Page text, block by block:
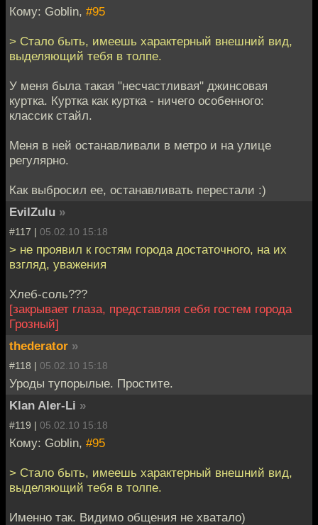
Кому: Goblin, #95
> Стало быть, имеешь характерный внешний вид,
выделяющий тебя в толпе.
У меня была такая "несчастливая" джинсовая
куртка. Куртка как куртка - ничего особенного:
классик стайл.
Меня в ней останавливали в метро и на улице
регулярно.
Как выбросил ее, останавливать перестали :)
EvilZulu »
#117 | 05.02.10 15:18
> не проявил к гостям города достаточного, на их
взгляд, уважения
Хлеб-соль???
[закрывает глаза, представляя себя гостем города
Грозный]
thederator »
#118 | 05.02.10 15:18
Уроды тупорылые. Простите.
Klan Aler-Li »
#119 | 05.02.10 15:18
Кому: Goblin, #95
> Стало быть, имеешь характерный внешний вид,
выделяющий тебя в толпе.
Именно так. Видимо общения не хватало)